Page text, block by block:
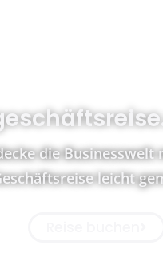
die Businesswelt
leicht